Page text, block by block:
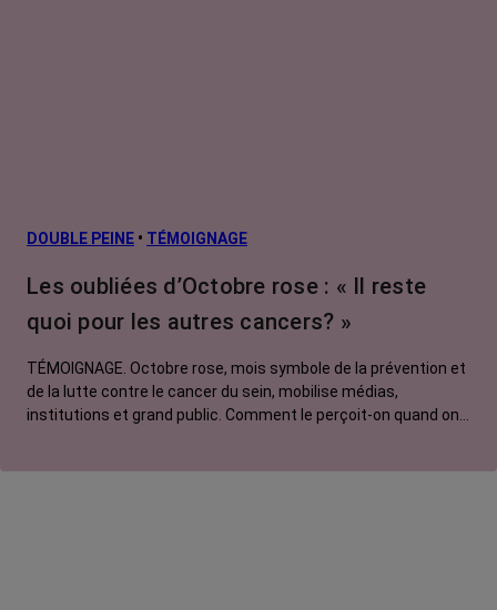
DOUBLE PEINE • TÉMOIGNAGE
Les oubliées d’Octobre rose : « Il reste
quoi pour les autres cancers? »
TÉMOIGNAGE. Octobre rose, mois symbole de la prévention et
de la lutte contre le cancer du sein, mobilise médias,
institutions et grand public. Comment le perçoit-on quand on